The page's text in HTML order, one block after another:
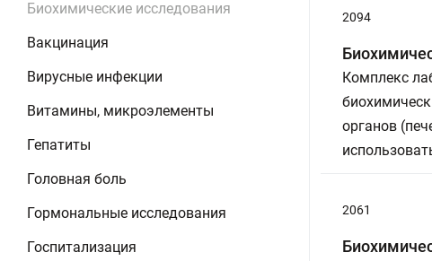
Биохимические исследования
Вакцинация
Вирусные инфекции
Витамины, микроэлементы
Гепатиты
Головная боль
Гормональные исследования
Госпитализация
2094
Комплекс
органов
2061